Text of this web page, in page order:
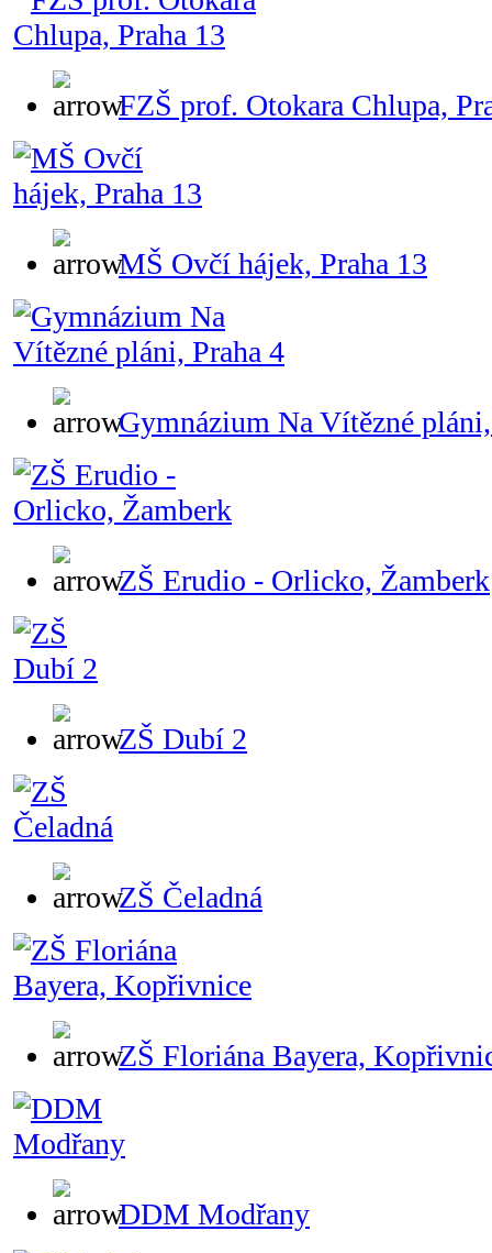
FZŠ prof. Otokara Chlupa,
MŠ Ovčí hájek, Praha 13
Gymnázium Na Vítězné
ZŠ Erudio - Orlicko, Žamberk
ZŠ Dubí 2
ZŠ Čeladná
ZŠ Floriána Bayera,
DDM Modřany